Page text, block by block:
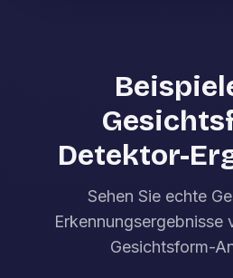
Detektor-
Sehen Sie echte
Erkennungsergebnisse
Gesichtsform-